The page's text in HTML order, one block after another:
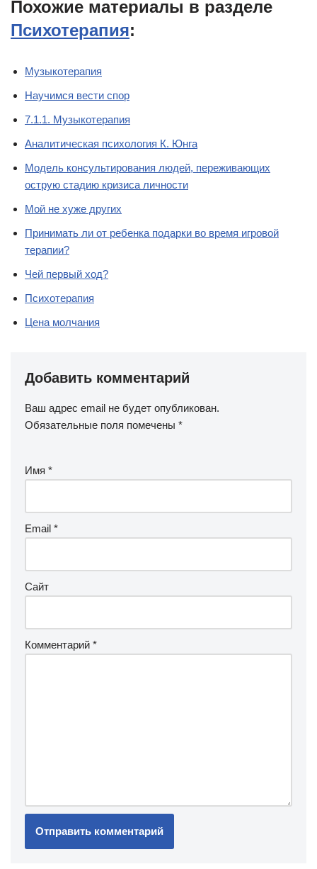
Похожие материалы в разделе
Психотерапия:
Музыкотерапия
Научимся вести спор
7.1.1. Музыкотерапия
Аналитическая психология К. Юнга
Модель консультирования людей, переживающих
острую стадию кризиса личности
Мой не хуже других
Принимать ли от ребенка подарки во время игровой
терапии?
Чей первый ход?
Психотерапия
Цена молчания
Добавить комментарий
Ваш адрес email не будет опубликован.
Обязательные поля помечены *
Имя *
Email *
Сайт
Комментарий *